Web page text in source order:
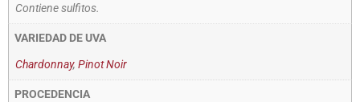
Contiene sulfitos.
VARIEDAD DE UVA
Chardonnay, Pinot Noir
PROCEDENCIA